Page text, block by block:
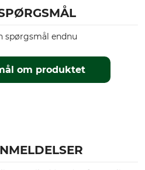
om produktet
spørgsmål endnu